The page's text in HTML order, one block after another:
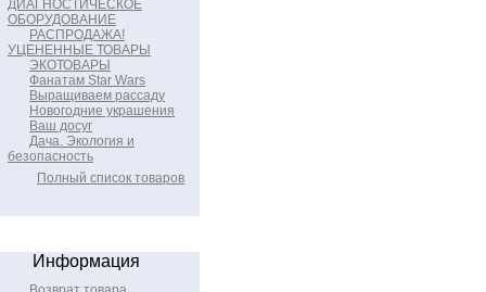
ДИАГНОСТИЧЕСКОЕ
ОБОРУДОВАНИЕ
РАСПРОДАЖА!
УЦЕНЕННЫЕ ТОВАРЫ
ЭКОТОВАРЫ
Фанатам Star Wars
Выращиваем рассаду
Новогодние украшения
Ваш досуг
Дача. Экология и
безопасность
Полный список товаров
Информация